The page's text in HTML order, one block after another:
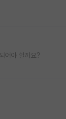
어야 할까요?